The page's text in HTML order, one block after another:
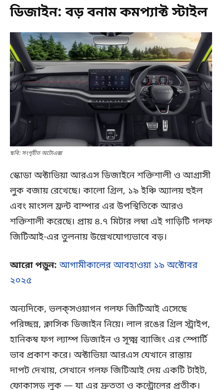
ডিজাইন: বড় বনাম কমপ্যাক্ট স্টাইল
ছবি: সংগৃহীত অটোএক্স
স্কোডা অক্টাভিয়া আরএস ডিজাইনে শক্তিশালী ও আগ্রাসী
লুক বজায় রেখেছে। কালো গ্রিল, ১৯ ইঞ্চি অ্যালয় হুইল
এবং মাংসল ফ্রন্ট বাম্পার এর উপস্থিতিকে আরও
শক্তিশালী করেছে। প্রায় ৪.৭ মিটার লম্বা এই গাড়িটি গলফ
জিটিআই-এর তুলনায় উল্লেখযোগ্যভাবে বড়।
আরো পড়ুন:আগামীকালের আবহাওয়া ১৯ অক্টোবর
২০২৫
অন্যদিকে, ভলক্‌সওয়াগন গলফ জিটিআই এসেছে
পরিচ্ছন্ন, ক্লাসিক ডিজাইন নিয়ে। লাল রঙের গ্রিল স্ট্রাইপ,
হানিকম্ব ফগ ল্যাম্প ডিজাইন ও সূক্ষ্ম ব্যাজিং এর স্পোর্টি
ভাব প্রকাশ করে। অক্টাভিয়া আরএস যেখানে রাস্তায়
দাপট দেখায়, সেখানে গলফ জিটিআই দেয় একটি টাইট,
ফোকাসড লুক — যা এর দ্রুততা ও কন্ট্রোলের প্রতীক।